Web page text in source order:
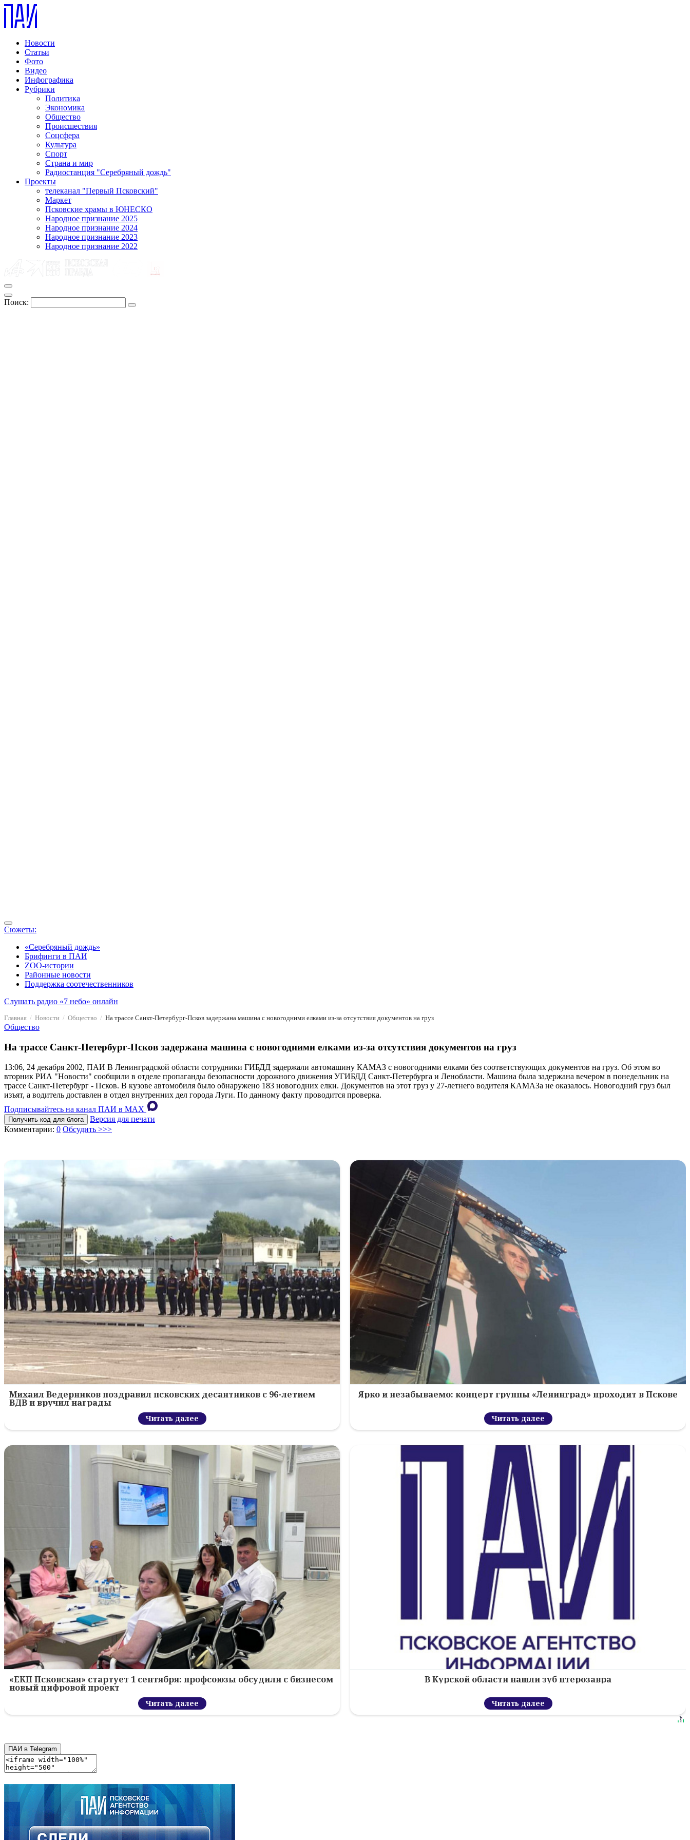
Новости
Статьи
Фото
Видео
Инфографика
Рубрики
Политика
Экономика
Общество
Происшествия
Соцсфера
Культура
Спорт
Страна и мир
Радиостанция "Серебряный дождь"
Проекты
телеканал "Первый Псковский"
Маркет
Псковские храмы в ЮНЕСКО
Народное признание 2025
Народное признание 2024
Народное признание 2023
Народное признание 2022
Поиск:
Сюжеты:
«Серебряный дождь»
Брифинги в ПАИ
ZOO-истории
Районные новости
Поддержка соотечественников
Слушать радио «7 небо» онлайн
Главная Новости Общество На трассе Санкт-Петербург-Псков задержана машина с новогодними елками из-за отсутствия документов на груз
Общество
На трассе Санкт-Петербург-Псков задержана машина с новогодними елками из-за отсутствия документов на груз
13:06, 24 декабря 2002, ПАИ В Ленинградской области сотрудники ГИБДД задержали автомашину КАМАЗ с новогодними елками без соответствующих документов на груз. Об этом во
вторник РИА "Новости" сообщили в отделе пропаганды безопасности дорожного движения УГИБДД Санкт-Петербурга и Ленобласти. Машина была задержана вечером в понедельник на
трассе Санкт-Петербург - Псков. В кузове автомобиля было обнаружено 183 новогодних елки. Документов на этот груз у 27-летнего водителя КАМАЗа не оказалось. Новогодний груз был
изъят, а водитель доставлен в отдел внутренних дел города Луги. По данному факту проводится проверка.
Подписывайтесь на канал ПАИ в MAХ
Получить код для блога
Версия для печати
Комментарии: 0 Обсудить >>>
Михаил Ведерников поздравил псковских десантников с 96-летием
ВДВ и вручил награды
Читать далее
Ярко и незабываемо: концерт группы «Ленинград» проходит в Пскове
Читать далее
«ЕКП Псковская» стартует 1 сентября: профсоюзы обсудили с бизнесом
новый цифровой проект
Читать далее
В Курской области нашли зуб птерозавра
Читать далее
ПАИ в Telegram